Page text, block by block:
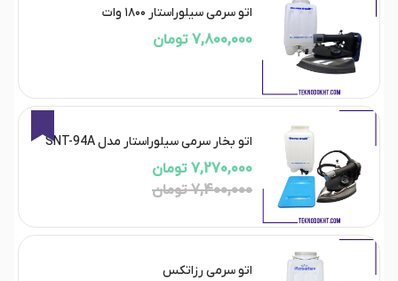
اتو سرمی سیلوراستار ۱۸۰۰ وات
7,800,000 تومان
2%
اتو بخار سرمی سيلوراستار مدل SNT-94A
7,270,000 تومان
7,400,000 تومان
اتو سرمی رزاتکس